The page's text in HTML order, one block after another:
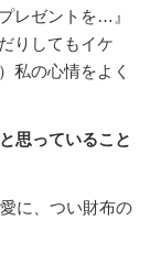
レゼントを…』
りしてもイケ
私の心情をよく
思っていること
に、つい財布の